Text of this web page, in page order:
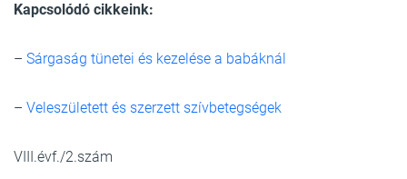
Kapcsolódó cikkeink:
– Sárgaság tünetei és kezelése a babáknál
– Veleszületett és szerzett szívbetegségek
VIII.évf./2.szám